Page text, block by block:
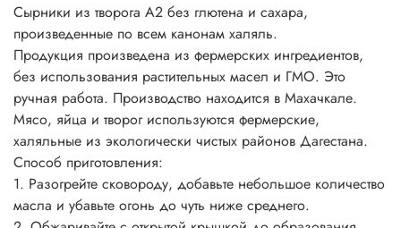
Сырники из творога А2 без глютена и сахара,
произведенные по всем канонам халяль.
Продукция произведена из фермерских ингредиентов,
без использования растительных масел и ГМО. Это
ручная работа. Производство находится в Махачкале.
Мясо, яйца и творог используются фермерские,
халяльные из экологически чистых районов Дагестана.
Способ приготовления:
1. Разогрейте сковороду, добавьте небольшое количество
масла и убавьте огонь до чуть ниже среднего.